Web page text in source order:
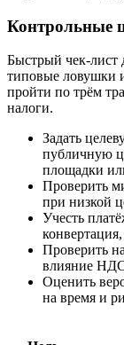
Контрольные
Быстрый чек‑лист
типовые ловушки
пройти по трём
налоги.
Задать
публичную
площадки
Проверить
при низкой
Учесть
Проверить
влияние
Оценить
на время и